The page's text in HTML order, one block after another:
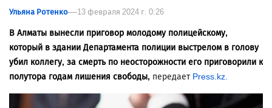
Ульяна Ротенко 13 февраля 2024 г. 0:26
В Алматы вынесли приговор молодому полицейскому,
который в здании Департамента полиции выстрелом в голову
убил коллегу, за смерть по неосторожности его приговорили к
полутора годам лишения свободы, передает Press.kz.